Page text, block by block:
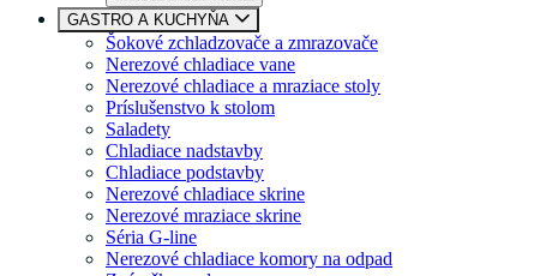
GASTRO A KUCHYŇA
Šokové zchladzovače a zmrazovače
Nerezové chladiace vane
Nerezové chladiace a mraziace stoly
Príslušenstvo k stolom
Saladety
Chladiace nadstavby
Chladiace podstavby
Nerezové chladiace skrine
Nerezové mraziace skrine
Séria G-line
Nerezové chladiace komory na odpad